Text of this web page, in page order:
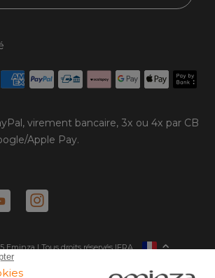
virement bancaire, 3x ou 4x par CB
Apple Pay.
Eminza | Tous droits réservés |
ESPAÑAFRA